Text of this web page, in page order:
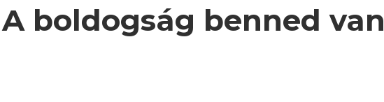
A boldogság benned van